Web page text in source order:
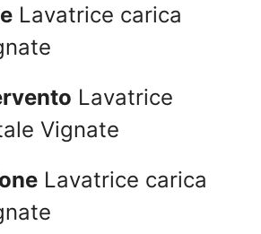
Lavatrice carica
Lavatrice
Vignate
Lavatrice carica